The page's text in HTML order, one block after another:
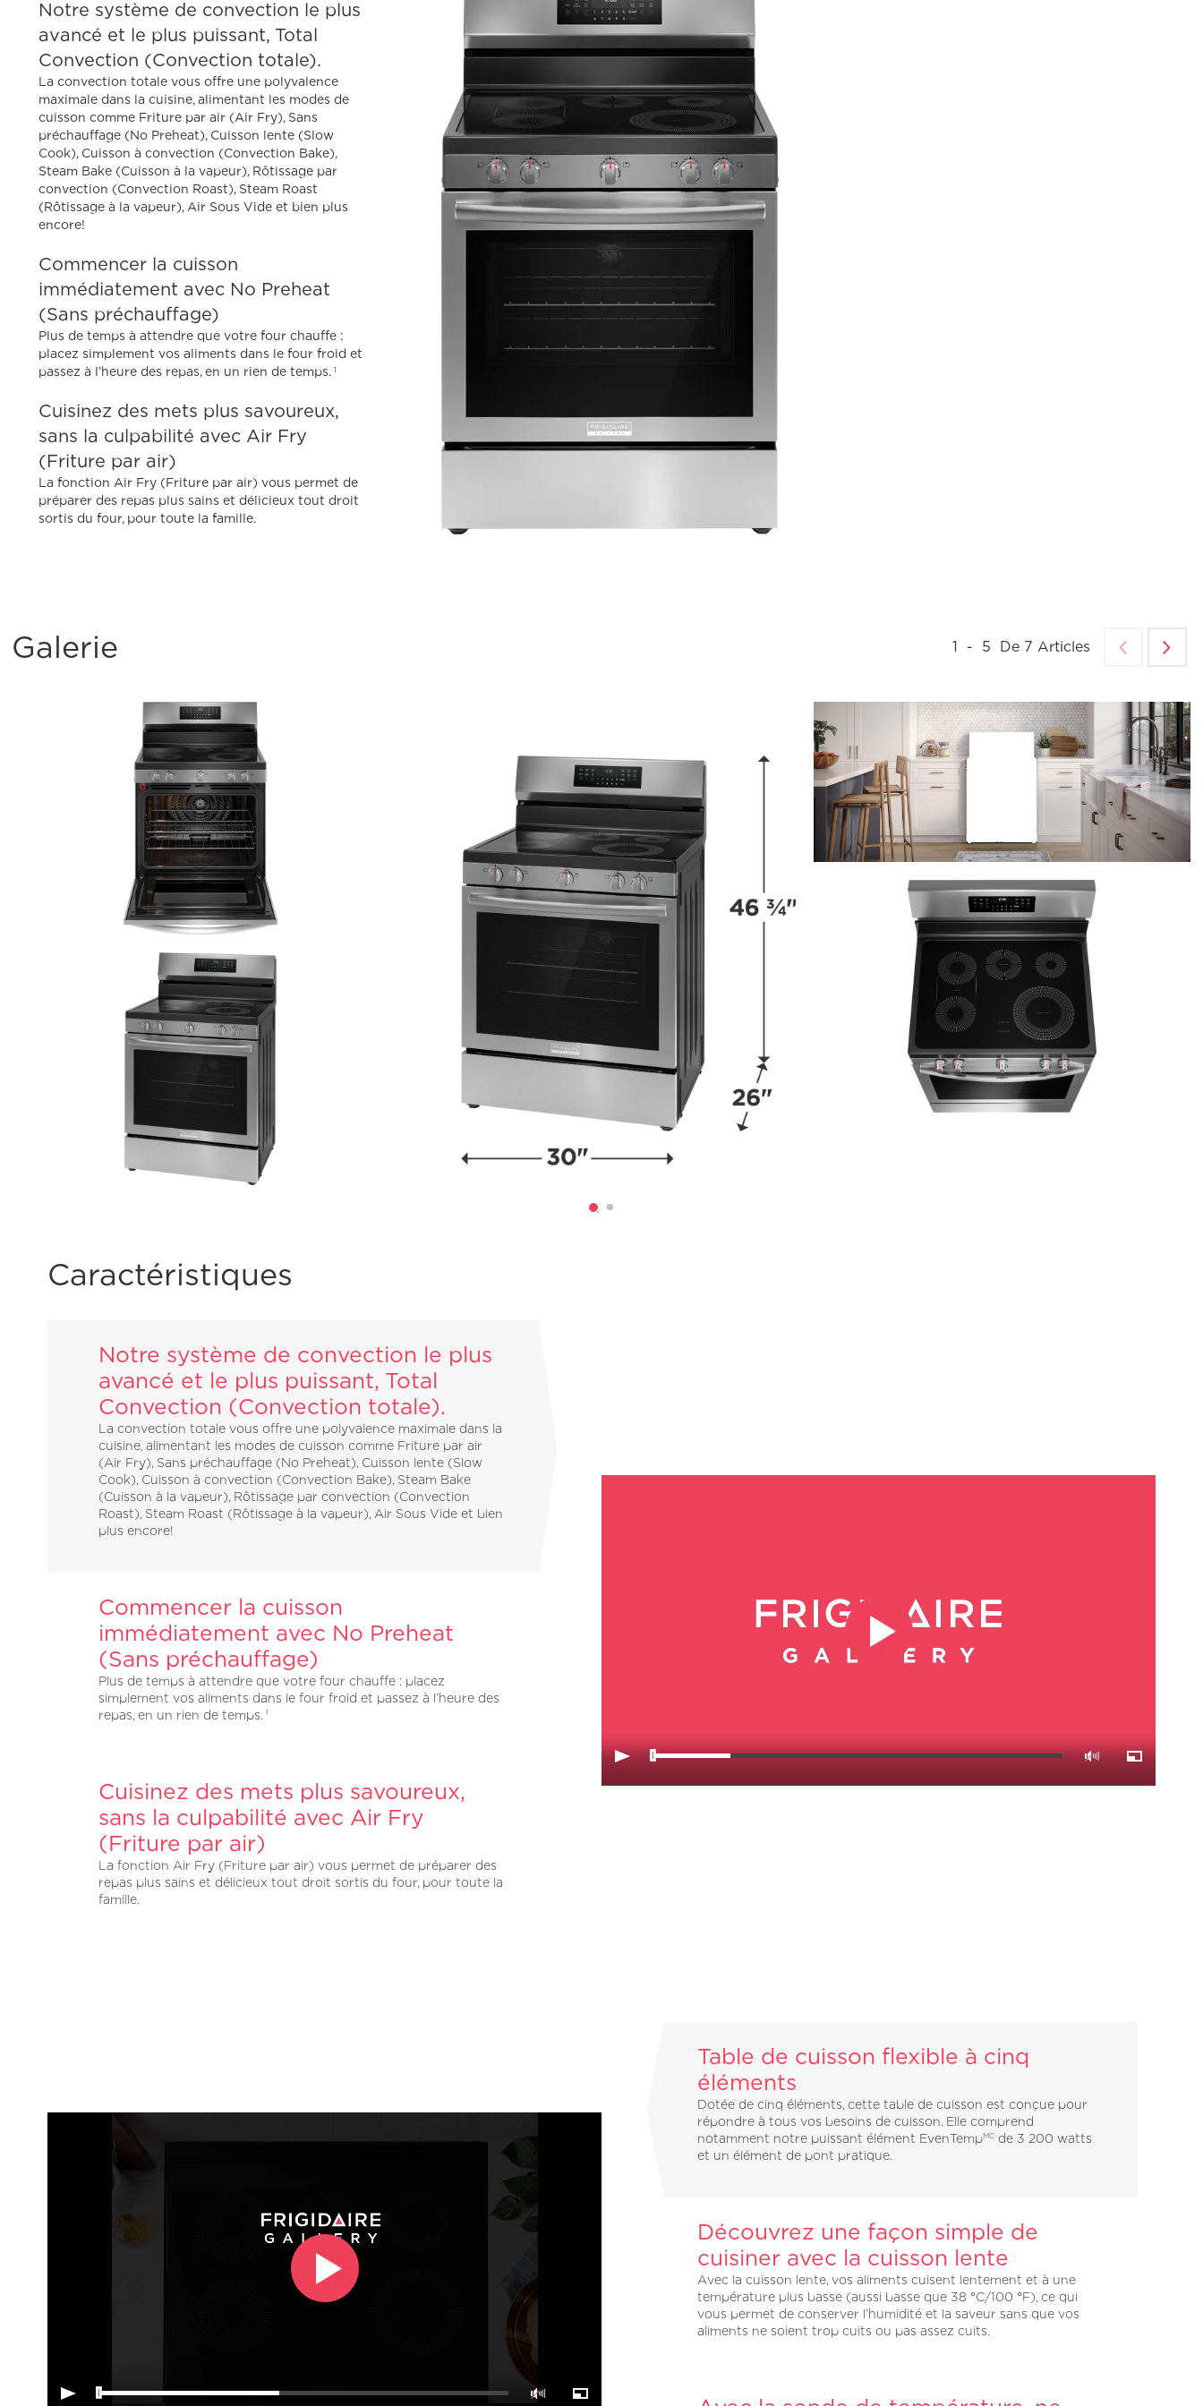
Notre système de convection le plus
avancé et le plus puissant, Total
Convection (Convection totale).
La convection totale vous offre une polyvalence
maximale dans la cuisine, alimentant les modes de
cuisson comme Friture par air (Air Fry), Sans
préchauffage (No Preheat), Cuisson lente (Slow
Cook), Cuisson à convection (Convection Bake),
Steam Bake (Cuisson à la vapeur), Rôtissage par
convection (Convection Roast), Steam Roast
(Rôtissage à la vapeur), Air Sous Vide et bien plus
encore!
Commencer la cuisson
immédiatement avec No Preheat
(Sans préchauffage)
Plus de temps à attendre que votre four chauffe :
placez simplement vos aliments dans le four froid et
passez à l’heure des repas, en un rien de temps.1
Cuisinez des mets plus savoureux,
sans la culpabilité avec Air Fry
(Friture par air)
La fonction Air Fry (Friture par air) vous permet de
préparer des repas plus sains et délicieux tout droit
sortis du four, pour toute la famille.
Galerie 1 - 5 De 7 Articles
Caractéristiques
Notre système de convection le plus
avancé et le plus puissant, Total
Convection (Convection totale).
La convection totale vous offre une polyvalence maximale dans la
cuisine, alimentant les modes de cuisson comme Friture par air
(Air Fry), Sans préchauffage (No Preheat), Cuisson lente (Slow
Cook), Cuisson à convection (Convection Bake), Steam Bake
(Cuisson à la vapeur), Rôtissage par convection (Convection
Roast), Steam Roast (Rôtissage à la vapeur), Air Sous Vide et bien
plus encore!
Commencer la cuisson
immédiatement avec No Preheat
(Sans préchauffage)
Plus de temps à attendre que votre four chauffe : placez
simplement vos aliments dans le four froid et passez à l’heure des
repas, en un rien de temps.1
Cuisinez des mets plus savoureux,
sans la culpabilité avec Air Fry
(Friture par air)
La fonction Air Fry (Friture par air) vous permet de préparer des
repas plus sains et délicieux tout droit sortis du four, pour toute la
famille.
Table de cuisson flexible à cinq
éléments
Dotée de cinq éléments, cette table de cuisson est conçue pour
répondre à tous vos besoins de cuisson. Elle comprend
notamment notre puissant élément EvenTempMCde 3 200 watts
et un élément de pont pratique.
Découvrez une façon simple de
cuisiner avec la cuisson lente
Avec la cuisson lente, vos aliments cuisent lentement et à une
température plus basse (aussi basse que 38 °C/100 °F), ce qui
vous permet de conserver l’humidité et la saveur sans que vos
aliments ne soient trop cuits ou pas assez cuits.